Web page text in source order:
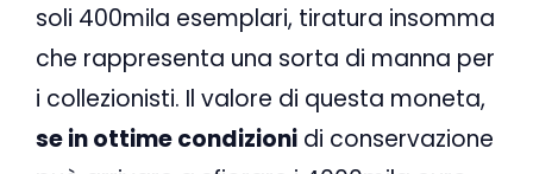
soli 400mila esemplari, tiratura insomma
che rappresenta una sorta di manna per
i collezionisti. Il valore di questa moneta,
se in ottime condizioni di conservazione